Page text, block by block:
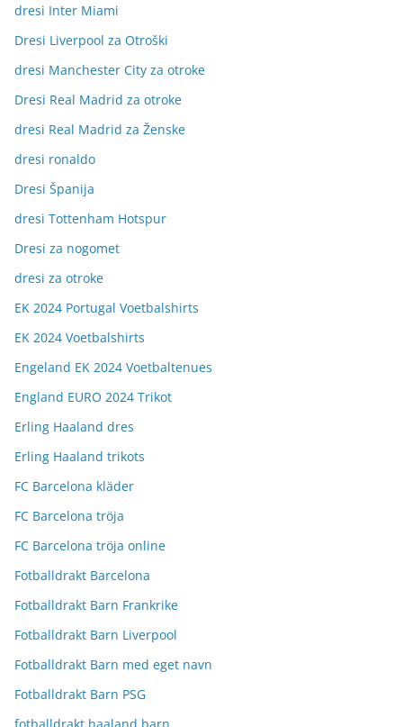
dresi Inter Miami
Dresi Liverpool za Otroški
dresi Manchester City za otroke
Dresi Real Madrid za otroke
dresi Real Madrid za Ženske
dresi ronaldo
Dresi Španija
dresi Tottenham Hotspur
Dresi za nogomet
dresi za otroke
EK 2024 Portugal Voetbalshirts
EK 2024 Voetbalshirts
Engeland EK 2024 Voetbaltenues
England EURO 2024 Trikot
Erling Haaland dres
Erling Haaland trikots
FC Barcelona kläder
FC Barcelona tröja
FC Barcelona tröja online
Fotballdrakt Barcelona
Fotballdrakt Barn Frankrike
Fotballdrakt Barn Liverpool
Fotballdrakt Barn med eget navn
Fotballdrakt Barn PSG